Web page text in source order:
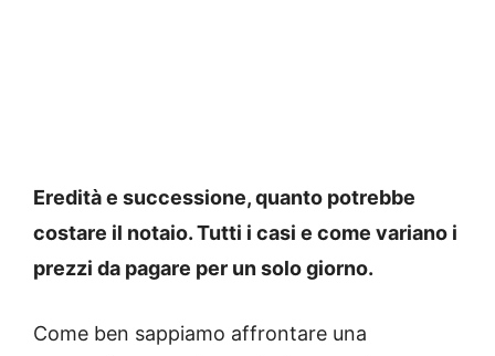
Eredità e successione, quanto potrebbe
costare il notaio. Tutti i casi e come variano i
prezzi da pagare per un solo giorno.
Come ben sappiamo affrontare una